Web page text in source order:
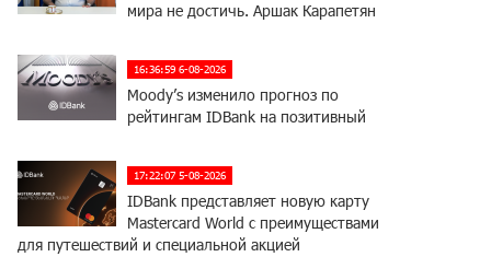
мира не достичь. Аршак Карапетян
16:36:59 6-08-2026
Moody’s изменило прогноз по
рейтингам IDBank на позитивный
17:22:07 5-08-2026
IDBank представляет новую карту
Mastercard World с преимуществами
для путешествий и специальной акцией